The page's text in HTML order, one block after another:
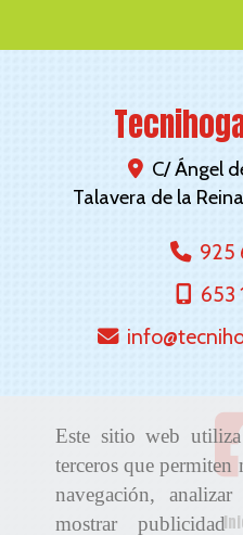
Este sitio web
terceros que permiten
navegación,
mostrar
C/ Ángel
Talavera de la Reina
925
653
info